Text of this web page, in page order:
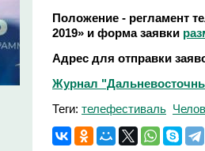
Положение - регламент
2019» и форма заявки
Адрес для отправки
Журнал
Теги: телефестиваль